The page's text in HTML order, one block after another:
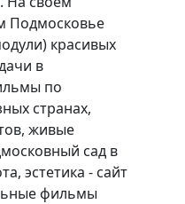
Подмосковье
красивых
в
по
странах,
живые
сад в
эстетика - сайт
фильмы